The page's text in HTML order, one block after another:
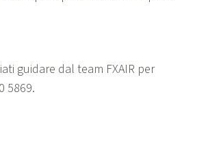
guidare dal team FXAIR per
5869.